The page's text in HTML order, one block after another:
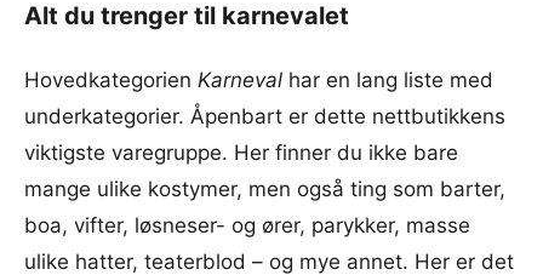
Alt du trenger til karnevalet
Hovedkategorien Karneval har en lang liste med
underkategorier. Åpenbart er dette nettbutikkens
viktigste varegruppe. Her finner du ikke bare
mange ulike kostymer, men også ting som barter,
boa, vifter, løsneser- og ører, parykker, masse
ulike hatter, teaterblod – og mye annet. Her er det